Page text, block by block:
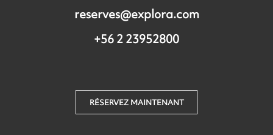
reserves@explora.com
+56 2 23952800
RÉSERVEZ MAINTENANT